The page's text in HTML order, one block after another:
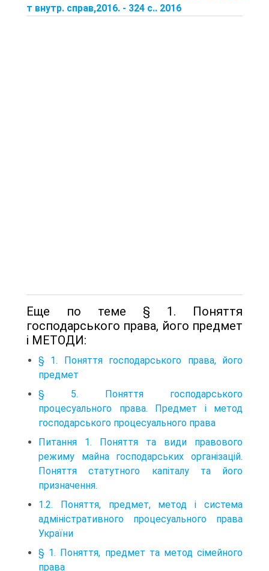
т внутр. справ,2016. - 324 с.. 2016
Еще по теме § 1. Поняття
господарського права, його предмет
і МЕТОДИ:
§ 1. Поняття господарського права, його
предмет
§ 5. Поняття господарського
процесуального права. Предмет і метод
господарського процесуального права
Питання 1. Поняття та види правового
режиму майна господарських організацій.
Поняття статутного капіталу та його
призначення.
1.2. Поняття, предмет, метод і система
адміністративного процесуального права
України
§ 1. Поняття, предмет та метод сімейного
права